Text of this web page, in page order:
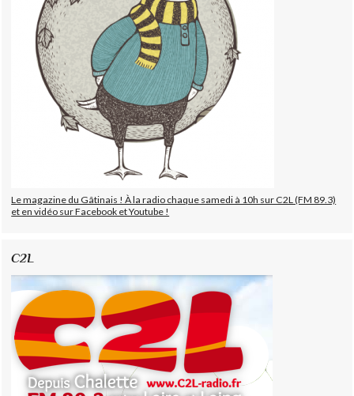
Le magazine du Gâtinais ! À la radio chaque samedi à 10h sur C2L (FM 89.3)
et en vidéo sur Facebook et Youtube !
C2L